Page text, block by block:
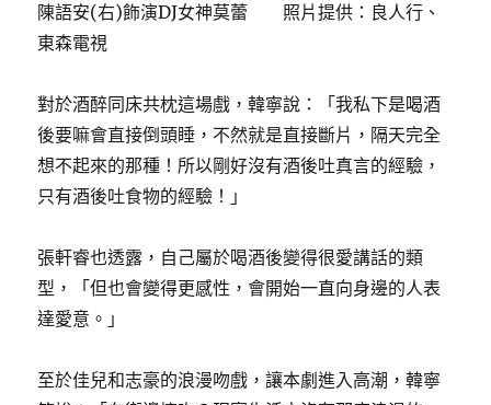
陳語安(右)飾演DJ女神莫蕾 照片提供：良人行、
東森電視
對於酒醉同床共枕這場戲，韓寧說：「我私下是喝酒
後要嘛會直接倒頭睡，不然就是直接斷片，隔天完全
想不起來的那種！所以剛好沒有酒後吐真言的經驗，
只有酒後吐食物的經驗！」
張軒睿也透露，自己屬於喝酒後變得很愛講話的類
型，「但也會變得更感性，會開始一直向身邊的人表
達愛意。」
至於佳兒和志豪的浪漫吻戲，讓本劇進入高潮，韓寧